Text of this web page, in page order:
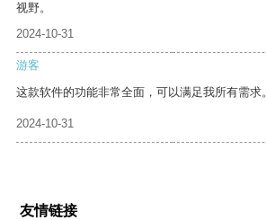
视野。
2024-10-31
游客
这款软件的功能非常全面，可以满足我所有需求。
2024-10-31
友情链接